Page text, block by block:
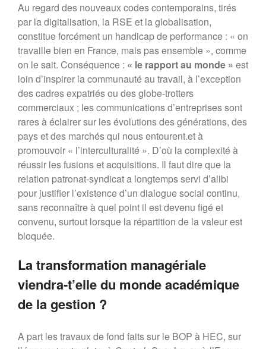
Au regard des nouveaux codes contemporains, tirés
par la digitalisation, la RSE et la globalisation,
constitue forcément un handicap de performance : « on
travaille bien en France, mais pas ensemble », comme
on le sait. Conséquence : « le rapport au monde » est
loin d’inspirer la communauté au travail, à l’exception
des cadres expatriés ou des globe-trotters
commerciaux ; les communications d’entreprises sont
rares à éclairer sur les évolutions des générations, des
pays et des marchés qui nous entourent.et à
promouvoir « l’interculturalité ». D’où la complexité à
réussir les fusions et acquisitions. Il faut dire que la
relation patronat-syndicat a longtemps servi d’alibi
pour justifier l’existence d’un dialogue social continu,
sans reconnaître à quel point il est devenu figé et
convenu, surtout lorsque la répartition de la valeur est
bloquée.
La transformation managériale
viendra-t’elle du monde académique
de la gestion ?
A part les travaux de fond faits sur le BOP à HEC, sur